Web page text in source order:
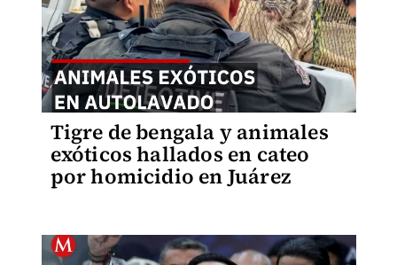
Tigre de bengala y animales
exóticos hallados en cateo
por homicidio en Juárez